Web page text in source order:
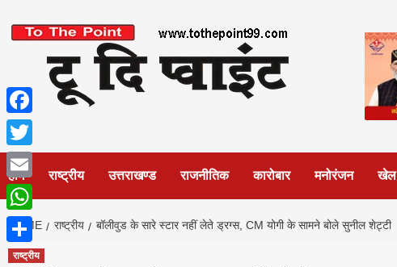
to
होम राष्ट्रीय उत्तराखण्ड राजनीतिक कारोबार मनोरंजन खेल
HOME राष्ट्रीय बॉलीवुड के सारे स्टार नहीं लेते ड्रग्स, CM योगी के सामने बोले सुनील शेट्टी
राष्ट्रीय
Facebook
Twitter
Email
WhatsApp
Share